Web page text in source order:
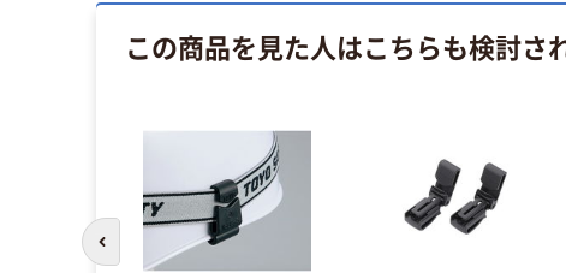
この商品を見た人はこちらも検討さ
前のスライドへ